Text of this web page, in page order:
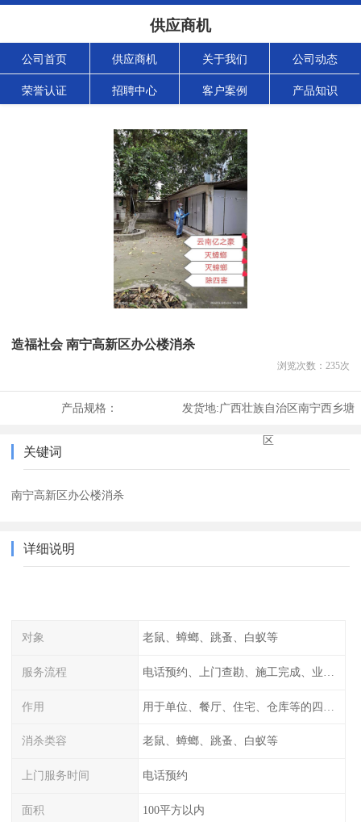
供应商机
公司首页 供应商机 关于我们 公司动态
荣誉认证 招聘中心 客户案例 产品知识
造福社会 南宁高新区办公楼消杀
浏览次数： 235次
产品规格： 发货地:广西壮族自治区南宁西乡塘
区
关键词
南宁高新区办公楼消杀
详细说明
对象 老鼠、蟑螂、跳蚤、白蚁等
服务流程
作用
消杀类容 老鼠、蟑螂、跳蚤、白蚁等
上门服务时间 电话预约
面积 100平方以内